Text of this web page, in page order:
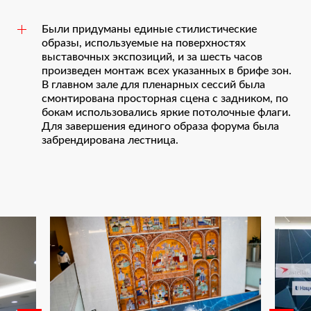
Были придуманы единые стилистические
образы, используемые на поверхностях
выставочных экспозиций, и за шесть часов
произведен монтаж всех указанных в брифе зон.
В главном зале для пленарных сессий была
смонтирована просторная сцена с задником, по
бокам использовались яркие потолочные флаги.
Для завершения единого образа форума была
забрендирована лестница.